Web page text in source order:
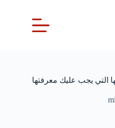
التي يجب عليك معرفتها